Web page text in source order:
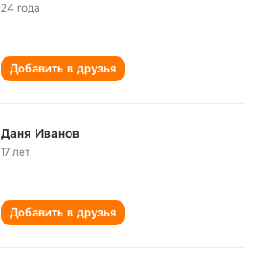
24 года
Добавить в друзья
Даня Иванов
17 лет
Добавить в друзья